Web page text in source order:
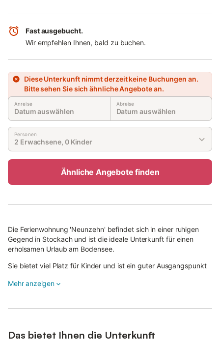
Fast ausgebucht.
Wir empfehlen Ihnen, bald zu buchen.
Diese Unterkunft nimmt derzeit keine Buchungen an.
Bitte sehen Sie sich ähnliche Angebote an.
Anreise
Datum auswählen
Abreise
Datum auswählen
Personen
2 Erwachsene, 0 Kinder
Ähnliche Angebote finden
Die Ferienwohnung 'Neunzehn' befindet sich in einer ruhigen
Gegend in Stockach und ist die ideale Unterkunft für einen
erholsamen Urlaub am Bodensee.
Sie bietet viel Platz für Kinder und ist ein guter Ausgangspunkt
Sandsteinhöhlen Heidenhöhlen.
renovierten Badezimmer und bietet somit Platz für 4 Personen.
Mehr anzeigen
Das bietet Ihnen die Unterkunft